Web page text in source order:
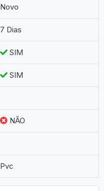
Novo
7 Dias
SIM
SIM
NÃO
Pvc